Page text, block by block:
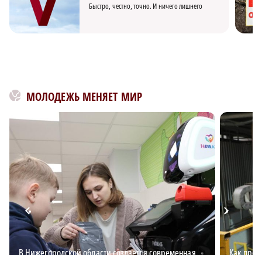
Быстро, честно, точно. И ничего лишнего
МОЛОДЕЖЬ МЕНЯЕТ МИР
В Нижегородской области создается современная Как